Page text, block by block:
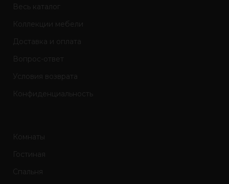
Весь каталог
Коллекции мебели
Доставка и оплата
Вопрос-ответ
Условия возврата
Конфиденциальность
Комнаты
Гостиная
Спальня